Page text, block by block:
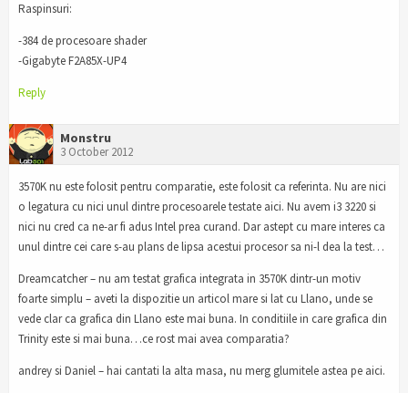
Raspinsuri:
-384 de procesoare shader
-Gigabyte F2A85X-UP4
Reply
Monstru
3 October 2012
3570K nu este folosit pentru comparatie, este folosit ca referinta. Nu are nici
o legatura cu nici unul dintre procesoarele testate aici. Nu avem i3 3220 si
nici nu cred ca ne-ar fi adus Intel prea curand. Dar astept cu mare interes ca
unul dintre cei care s-au plans de lipsa acestui procesor sa ni-l dea la test…
Dreamcatcher – nu am testat grafica integrata in 3570K dintr-un motiv
foarte simplu – aveti la dispozitie un articol mare si lat cu Llano, unde se
vede clar ca grafica din Llano este mai buna. In conditiile in care grafica din
Trinity este si mai buna…ce rost mai avea comparatia?
andrey si Daniel – hai cantati la alta masa, nu merg glumitele astea pe aici.